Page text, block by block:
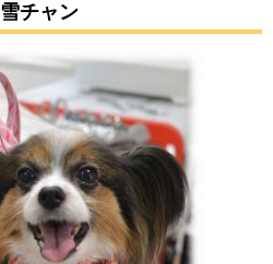
雪チャン